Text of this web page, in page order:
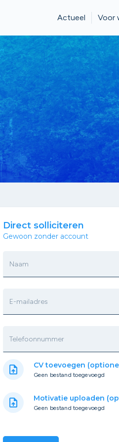
Actueel Voor
Direct solliciteren
Gewoon zonder account
Naam
E-mailadres
Telefoonnummer
upload_file CV toevoegen
Geen bestand toegevoegd
upload_file Motivatie uploaden
Geen bestand toegevoegd